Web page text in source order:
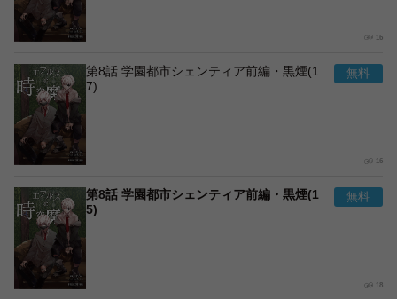
16
第8話 学園都市シェンティア前編・黒煙(1
7)
16
第8話 学園都市シェンティア前編・黒煙(1
5)
18